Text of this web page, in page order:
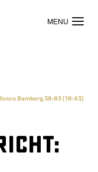
Bamberg 38:83 (18:43)